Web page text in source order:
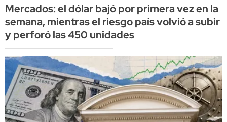
Mercados: el dólar bajó por primera vez en la
semana, mientras el riesgo país volvió a subir
y perforó las 450 unidades